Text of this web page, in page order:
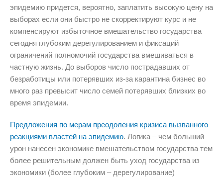
эпидемию придется, вероятно, заплатить высокую цену на
выборах если они быстро не скорректируют курс и не
компенсируют избыточное вмешательство государства
сегодня глубоким дерегулированием и фиксаций
ограничений полномочий государства вмешиваться в
частную жизнь. До выборов число пострадавших от
безработицы или потерявших из-за карантина бизнес во
много раз превысит число семей потерявших близких во
время эпидемии.
Предложения по мерам преодоления кризиса вызванного
реакциями властей на эпидемию. Логика – чем больший
урон нанесен экономике вмешательством государства тем
более решительным должен быть уход государства из
экономики (более глубоким – дерегулирование)